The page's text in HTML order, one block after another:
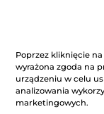
DODAJ
Poprzez kliknięcie
wyrażona zgoda na
urządzeniu w celu
analizowania
marketingowych.